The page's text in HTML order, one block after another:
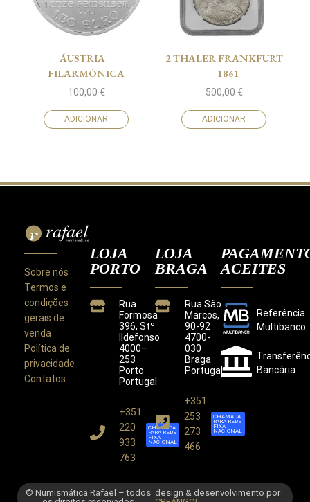
ÁUSTRIA –
FILARMÓNICA
100,00 €
ADICIONAR
2 THALER FRANKFURT
– 1861
500,00 €
ADICIONAR
Este site utiliza cookies para melhorar a sua
Ao utilizar este site concorda com a nossaPolítica de
Sobre nós
Termos e
condições
gerais de
venda
Política de
privacidade
Contatos
LOJA
PORTO
Rua
Formosa
396, Stº
Ildefonso
4000–
253
Porto
Portugal
+351
220
933
763
CHAMADA
PARA REDE
FIXA
NACIONAL
LOJA
BRAGA
Rua São
Marcos,
90-92
4700-
030
Braga
Portugal
+351
253
273
466
CHAMADA
PARA REDE
FIXA
NACIONAL
ACEITES
Referência
Multibanco
Bancária
© Numismática Rafael – todos design & desenvolvimento por